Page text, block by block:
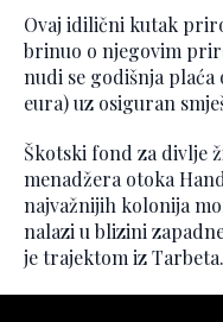
Ovaj idilični kutak
brinuo o njegovim
nudi se godišnja plaća
eura) uz osiguran
Škotski fond za divlje
menadžera otoka
najvažnijih kolonija
nalazi u blizini
je trajektom iz Tarbeta.